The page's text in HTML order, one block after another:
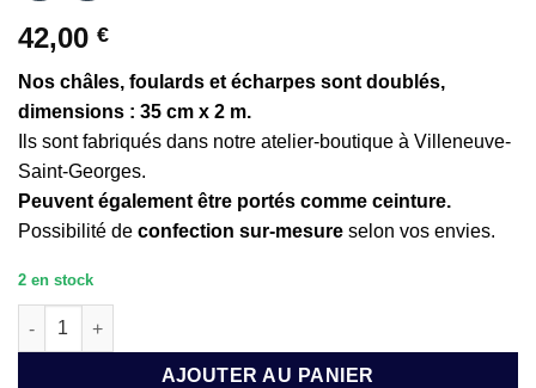
42,00 €
Nos châles, foulards et écharpes sont doublés,
dimensions : 35 cm x 2 m.
Ils sont fabriqués dans notre atelier-boutique à Villeneuve-
Saint-Georges.
Peuvent également être portés comme ceinture.
Possibilité de confection sur-mesure selon vos envies.
2 en stock
quantité de CHALES/FOULARD/ÉCHARPE (DOUBLER) :Anaise
AJOUTER AU PANIER